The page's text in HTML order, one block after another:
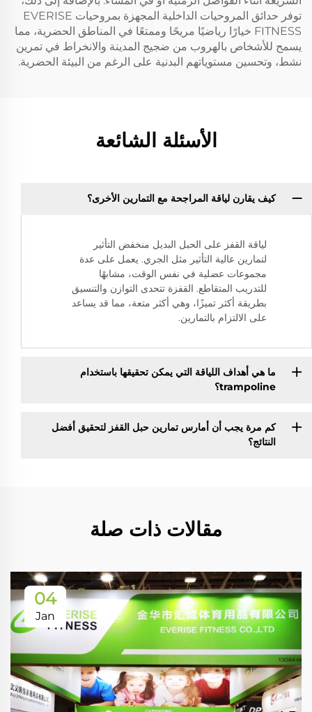
توفر حدائق المروحيات الداخلية المجهزة بمروحيات EVERISE
FITNESS خيارًا رياضيًا مريحًا وممتعًا في المناطق الحضرية، مما
يسمح للأشخاص بالهروب من ضجيج المدينة والانخراط في تمرين
نشط، وتحسين مستوياتهم البدنية على الرغم من البيئة الحضرية.
الأسئلة الشائعة
كيف يقارن لياقة المراجحة مع التمارين الأخرى؟
لياقة القفز على الحبل البديل منخفض التأثير
لتمارين عالية التأثير مثل الجري. يعمل على عدة
مجموعات عضلية في نفس الوقت، مشابهًا
للتدريب المتقاطع. القفزة تتحدى التوازن والتنسيق
بطريقة أكثر تميزًا، وهي أكثر متعة، مما قد يساعد
على الالتزام بالتمارين.
ما هي أهداف اللياقة التي يمكن تحقيقها باستخدام
trampoline؟
كم مرة يجب أن أمارس تمارين حبل القفز لتحقيق أفضل
النتائج؟
مقالات ذات صلة
04
Jan